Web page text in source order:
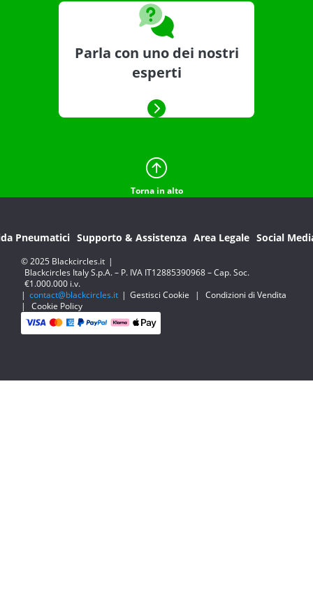
Parla con uno dei nostri
esperti
Torna in alto
Pneumatici Supporto & Assistenza Area Legale Social
© 2025 Blackcircles.it |
Blackcircles Italy S.p.A. – P. IVA IT12885390968 – Cap. Soc.
€1.000.000 i.v.
| contact@blackcircles.it | Gestisci Cookie |
Condizioni di Vendita
|
Cookie Policy